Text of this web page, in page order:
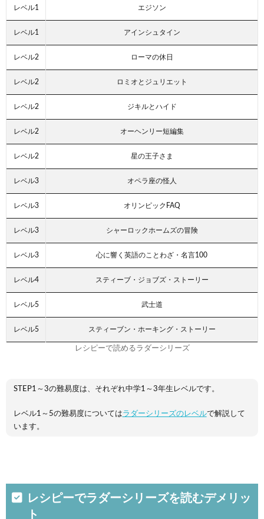
レベル1 エジソン
レベル1 アインシュタイン
レベル2 ローマの休日
レベル2 ロミオとジュリエット
レベル2 ジキルとハイド
レベル2 オーヘンリー短編集
レベル2 星の王子さま
レベル3 オペラ座の怪人
レベル3 オリンピックFAQ
レベル3 シャーロックホームズの冒険
レベル3 心に響く英語のことわざ・名言100
レベル4 スティーブ・ジョブズ・ストーリー
レベル5 武士道
レベル5 スティーブン・ホーキング・ストーリー
レシピーで読めるラダーシリーズ
STEP1～3の難易度は、それぞれ中学1～3年生レベルです。
レベル1～5の難易度についてはラダーシリーズのレベルで解説して
います。
レシピーでラダーシリーズを読むデメリッ
ト